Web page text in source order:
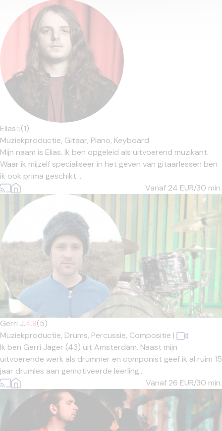
Elias5(1)
Muziekproductie, Gitaar, Piano, Keyboard
Mijn naam is Elias. Ik ben opgeleid als uitvoerend muzikant.
Waar ik mijzelf specialiseer in het geven van gitaarlessen ben
ik ook prima geschikt ...
Vanaf 24 EUR/30 min.
Gerri J.4.8(5)
Muziekproductie, Drums, Percussie, Compositie |
Ik ben Gerri Jäger (43) uit Amsterdam. Naast mijn
uitvoerende werk als drummer en componist geef ik al ruim 15
jaar drumles aan gemotiveerde leerling...
Vanaf 26 EUR/30 min.